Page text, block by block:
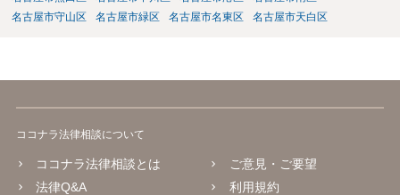
名古屋市守山区
名古屋市緑区 名古屋市名東区 名古屋市天白区
ココナラ法律相談について
ココナラ法律相談とは
法律Q&A
ご意見・ご要望
利用規約